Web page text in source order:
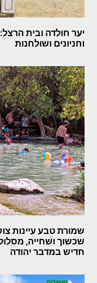
יער חולדה ובית
וחניונים ושולחנות
שמורת טבע עיינות
שכשוך ושחייה,
חדיש במדבר יהודה